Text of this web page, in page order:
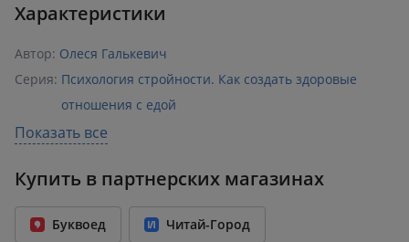
Характеристики
Автор: Олеся Галькевич
Серия: Психология стройности. Как создать здоровые
отношения с едой
Раздел: Саморазвитие и личностный рост
ISBN: 978-5-04-114194-3
Возрастное ограничение: 16+
Год издания: 2023
Показать все
Купить в партнерских магазинах
Буквоед Читай-Город